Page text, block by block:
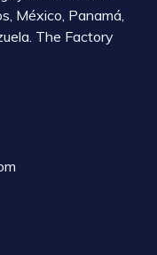
México, Panamá,
The Factory